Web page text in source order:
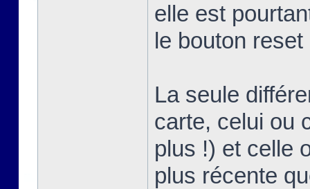
elle est
le bouton
La seule
carte, celui ou
plus !) et celle
plus récente